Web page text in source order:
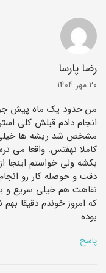
رضا پارسا
20 مهر 1404
من حدود یک ماه پیش
انجام دادم قبلش کلی
مشخص شد ریشه‌ ها
کاملا نهفتس. واقعا می
بکشه ولی خواستم اینجا
دقت و حوصله کار رو
نقاهت هم خیلی سریع و
که امروز خوندم دقیقا
بوده.
پاسخ